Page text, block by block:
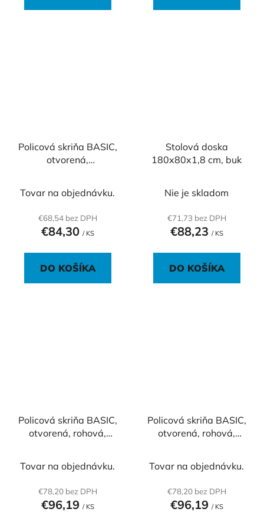
Policová skriňa BASIC,
otvorená,
Tovar na objednávku.
€68,54 bez DPH
€84,30 / KS
DO KOŠÍKA
Stolová doska
180x80x1,8 cm, buk
Nie je skladom
€71,73 bez DPH
€88,23 / KS
DO KOŠÍKA
Policová skriňa BASIC,
otvorená, rohová,
Tovar na objednávku.
€78,20 bez DPH
€96,19 / KS
Policová skriňa BASIC,
otvorená, rohová,
Tovar na objednávku.
€78,20 bez DPH
€96,19 / KS